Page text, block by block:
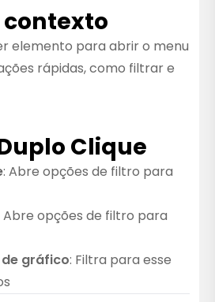
contexto
elemento para abrir o menu
rápidas, como filtrar e
Clique
: Abre opções de filtro para
Abre opções de filtro para
de gráfico: Filtra para esse